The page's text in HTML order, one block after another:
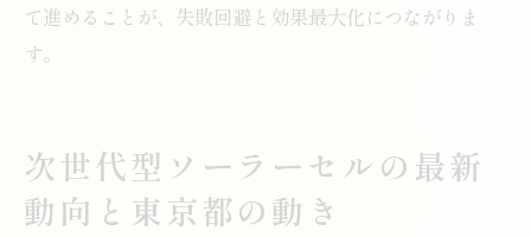
て進めることが、失敗回避と効果最大化につながりま
す。
次世代型ソーラーセルの最新
動向と東京都の動き